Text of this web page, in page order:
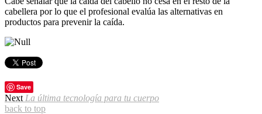
cabellera por lo que el profesional evalúa las alternativas en
productos para prevenir la caída.
Save
Next La última tecnología para tu cuerpo
back to top